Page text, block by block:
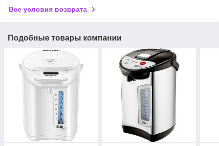
Все условия возврата
Подобные товары компании